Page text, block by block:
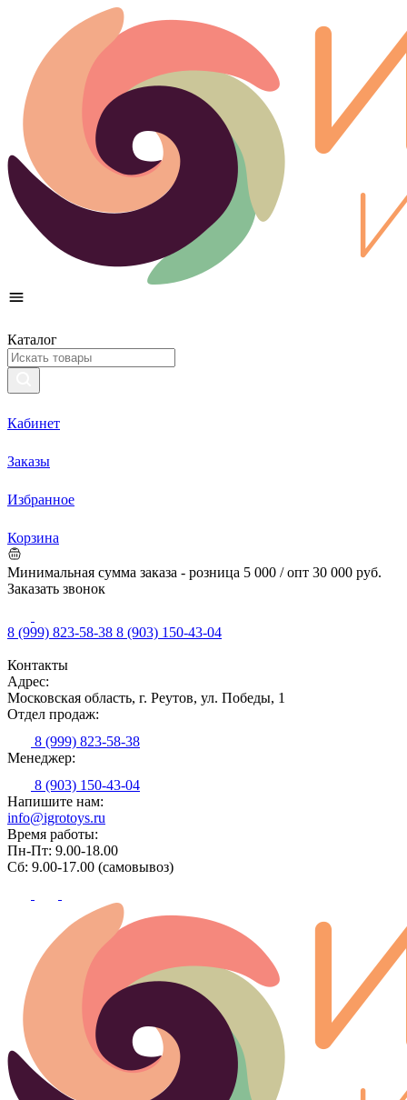
Каталог
Кабинет
Заказы
Избранное
Корзина
Минимальная сумма заказа - розница 5 000 / опт 30 000 руб.
Заказать звонок
8 (999) 823-58-38 8 (903) 150-43-04
Контакты
Адрес:
Московская область, г. Реутов, ул. Победы, 1
Отдел продаж:
8 (999) 823-58-38
Менеджер:
8 (903) 150-43-04
Напишите нам:
info@igrotoys.ru
Время работы:
Пн-Пт: 9.00-18.00
Сб: 9.00-17.00 (самовывоз)